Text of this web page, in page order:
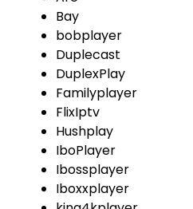
Bay
bobplayer
Duplecast
DuplexPlay
Familyplayer
FlixIptv
Hushplay
IboPlayer
Ibossplayer
Iboxxplayer